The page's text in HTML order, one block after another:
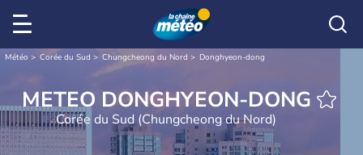
Météo Corée du Sud Chungcheong du Nord Donghyeon-dong
METEO DONGHYEON-DONG
Corée du Sud (Chungcheong du Nord)